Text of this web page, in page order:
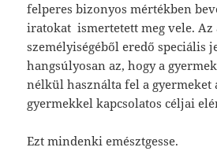
felperes bizonyos mértékben
iratokat ismertetett meg vele. Az
személyiségéből eredő speciális
hangsúlyosan az, hogy a
nélkül használta fel a gyermeket
gyermekkel kapcsolatos céljai
Ezt mindenki emésztgesse.